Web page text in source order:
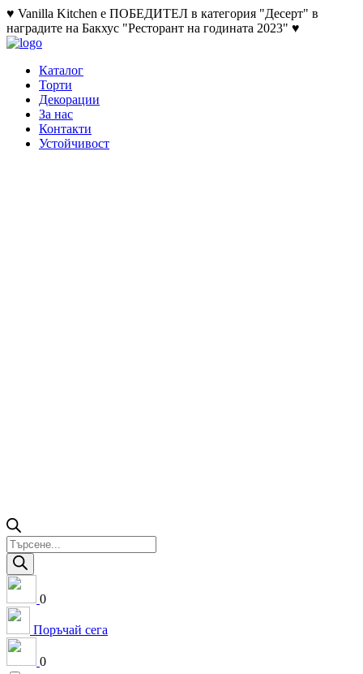
♥ Vanilla Kitchen е ПОБЕДИТЕЛ в категория "Десерт" в
наградите на Бакхус "Ресторант на годината 2023" ♥
Каталог
Торти
Декорации
За нас
Контакти
Устойчивост
Products
search
0
Поръчай сега
0